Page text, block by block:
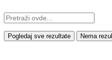
Pogledaj sve rezultate Nema